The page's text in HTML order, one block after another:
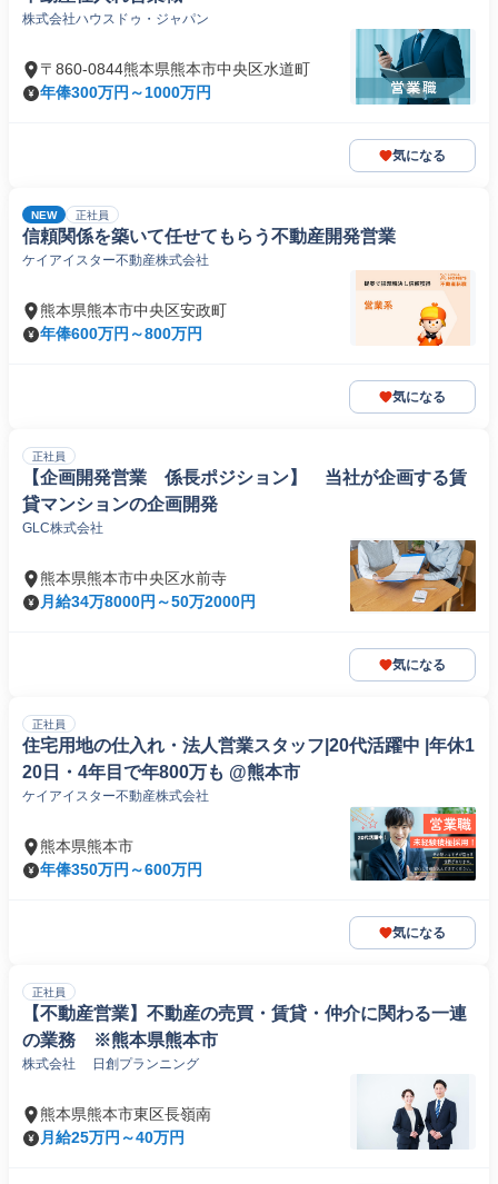
株式会社ハウスドゥ・ジャパン
〒860-0844熊本県熊本市中央区水道町
年俸300万円～1000万円
気になる
NEW 正社員
信頼関係を築いて任せてもらう不動産開発営業
ケイアイスター不動産株式会社
熊本県熊本市中央区安政町
年俸600万円～800万円
気になる
正社員
【企画開発営業 係長ポジション】 当社が企画する賃
貸マンションの企画開発
GLC株式会社
熊本県熊本市中央区水前寺
月給34万8000円～50万2000円
気になる
正社員
住宅用地の仕入れ・法人営業スタッフ|20代活躍中 |年休1
20日・4年目で年800万も @熊本市
ケイアイスター不動産株式会社
熊本県熊本市
年俸350万円～600万円
気になる
正社員
【不動産営業】不動産の売買・賃貸・仲介に関わる一連
の業務 ※熊本県熊本市
株式会社 日創プランニング
熊本県熊本市東区長嶺南
月給25万円～40万円